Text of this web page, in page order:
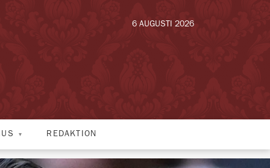
6 AUGUSTI 2026
REDAKTION